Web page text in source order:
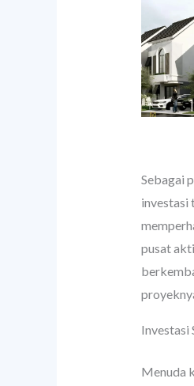
Sebagai
investasi
pusat
Investasi
Menuda